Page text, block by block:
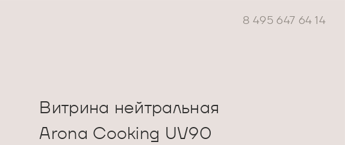
8 495 647 64 14
Витрина нейтральная
Arona Cooking UV90